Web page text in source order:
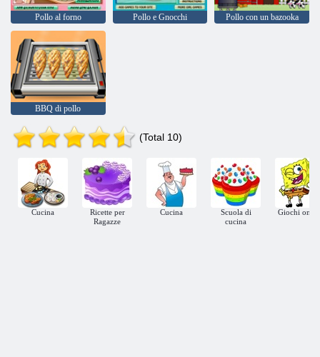
Pollo al forno Pollo e Gnocchi Pollo con un bazooka
BBQ di pollo
(Total 10)
Cucina
Ricette per
Ragazze
Cucina
Scuola di
cucina
Giochi